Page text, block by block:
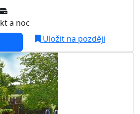
a noc
Uložit na později